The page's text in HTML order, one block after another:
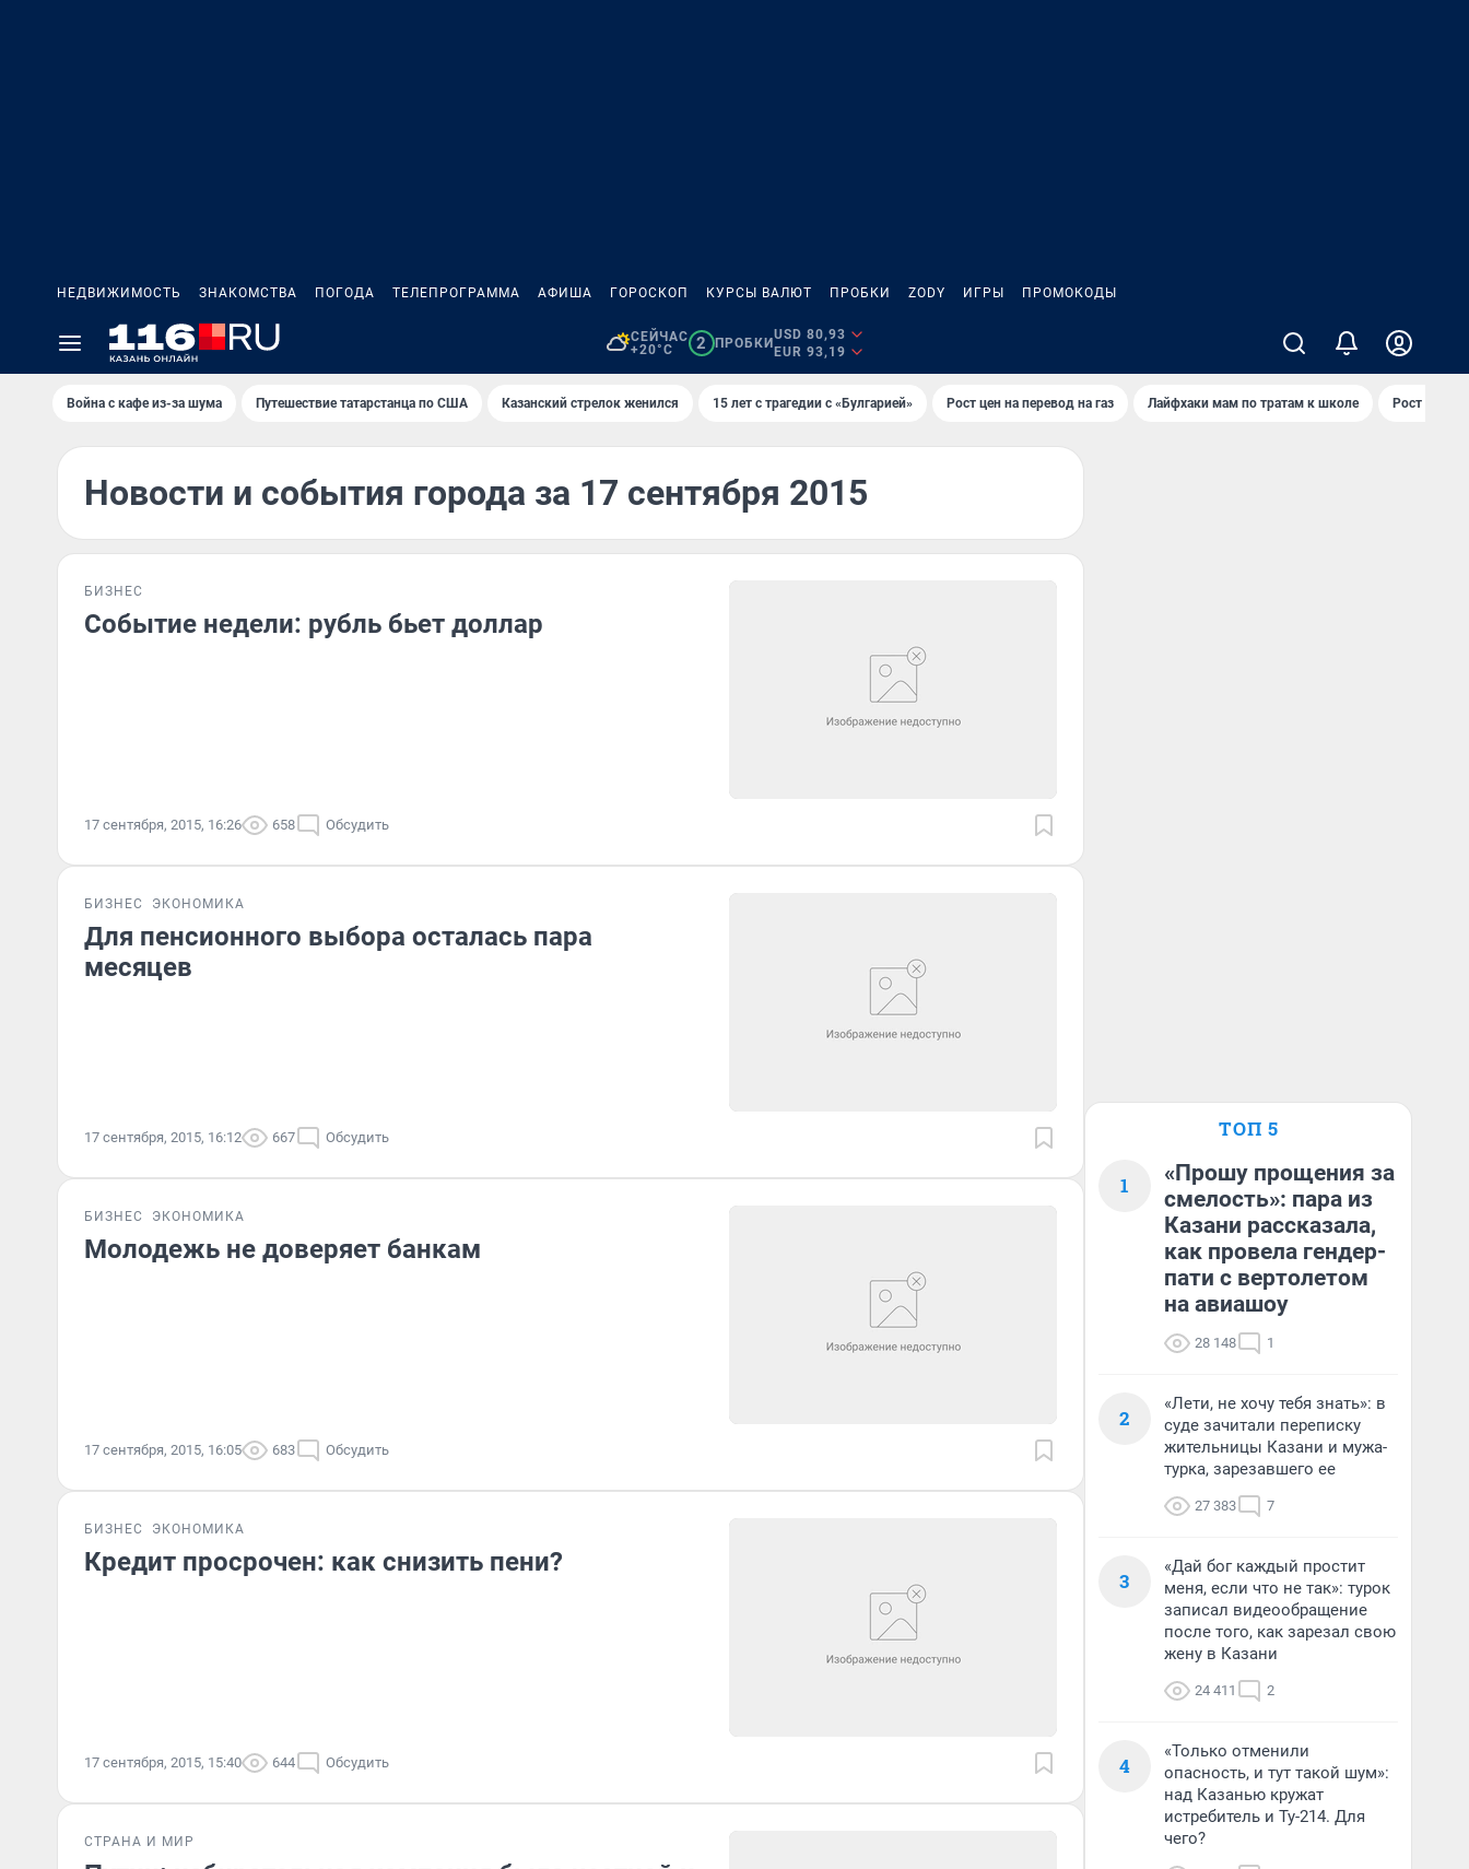
НЕДВИЖИМОСТЬ ЗНАКОМСТВА ПОГОДА ТЕЛЕПРОГРАММА АФИША ГОРОСКОП КУРСЫ ВАЛЮТ ПРОБКИ ZODY ИГРЫ ПРОМОКОДЫ
СЕЙЧАС
+20°C
2 ПРОБКИ
USD 80,93
EUR 93,19
Война с кафе из-за шума Путешествие татарстанца по США Казанский стрелок женился 15 лет с трагедии с «Булгарией» Рост цен на перевод на газ Лайфхаки мам по тратам к школе Рост цен на
Новости и события города за 17 сентября 2015
БИЗНЕС
Событие недели: рубль бьет доллар
17 сентября, 2015, 16:26 658 Обсудить
БИЗНЕС ЭКОНОМИКА
Для пенсионного выбора осталась пара
месяцев
17 сентября, 2015, 16:12 667 Обсудить
БИЗНЕС ЭКОНОМИКА
Молодежь не доверяет банкам
17 сентября, 2015, 16:05 683 Обсудить
БИЗНЕС ЭКОНОМИКА
Кредит просрочен: как снизить пени?
17 сентября, 2015, 15:40 644 Обсудить
СТРАНА И МИР
ТОП 5
1
«Прошу прощения за
смелость»: пара из
Казани рассказала,
как провела гендер-
пати с вертолетом
на авиашоу
28 148 1
2
«Лети, не хочу тебя знать»: в
суде зачитали переписку
жительницы Казани и мужа-
турка, зарезавшего ее
27 383 7
3
«Дай бог каждый простит
меня, если что не так»: турок
записал видеообращение
после того, как зарезал свою
жену в Казани
24 411 2
4
«Только отменили
опасность, и тут такой шум»:
над Казанью кружат
истребитель и Ту-214. Для
чего?